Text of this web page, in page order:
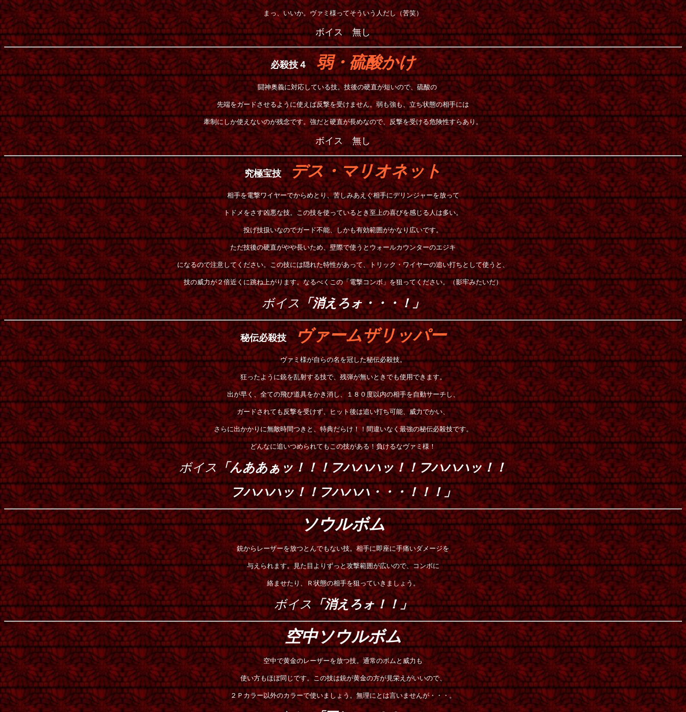
まっ、いいか。ヴァミ様ってそういう人だし（苦笑）
ボイス 無し
必殺技４弱・硫酸かけ
闘神奥義に対応している技。技後の硬直が短いので、硫酸の
先端をガードさせるように使えば反撃を受けません。弱も強も、立ち状態の相手には
牽制にしか使えないのが残念です。強だと硬直が長めなので、反撃を受ける危険性すらあり。
ボイス 無し
究極宝技デス・マリオネット
相手を電撃ワイヤーでからめとり、苦しみあえぐ相手にデリンジャーを放って
トドメをさす凶悪な技。この技を使っているとき至上の喜びを感じる人は多い。
投げ技扱いなのでガード不能、しかも有効範囲がかなり広いです。
ただ技後の硬直がやや長いため、壁際で使うとウォールカウンターのエジキ
になるので注意してください。この技には隠れた特性があって、トリック・ワイヤーの追い打ちとして使うと、
技の威力が２倍近くに跳ね上がります。なるべくこの「電撃コンボ」を狙ってください。（影牢みたいだ）
ボイス「消えろォ・・・！」
秘伝必殺技ヴァームザリッパー
ヴァミ様が自らの名を冠した秘伝必殺技。
狂ったように銃を乱射する技で、残弾が無いときでも使用できます。
出が早く、全ての飛び道具をかき消し、１８０度以内の相手を自動サーチし、
ガードされても反撃を受けず、ヒット後は追い打ち可能、威力でかい、
さらに出かかりに無敵時間つきと、特典だらけ！！間違いなく最強の秘伝必殺技です。
どんなに追いつめられてもこの技がある！負けるなヴァミ様！
ボイス「んああぁッ！！！フハハハッ！！フハハハッ！！
フハハハッ！！フハハハ・・・！！！」
ソウルボム
銃からレーザーを放つとんでもない技。相手に即座に手痛いダメージを
与えられます。見た目よりずっと攻撃範囲が広いので、コンボに
絡ませたり、Ｒ状態の相手を狙っていきましょう。
ボイス「消えろォ！！」
空中ソウルボム
空中で黄金のレーザーを放つ技。通常のボムと威力も
使い方もほぼ同じです。この技は銃が黄金の方が見栄えがいいので、
２Ｐカラー以外のカラーで使いましょう。無理にとは言いませんが・・・。